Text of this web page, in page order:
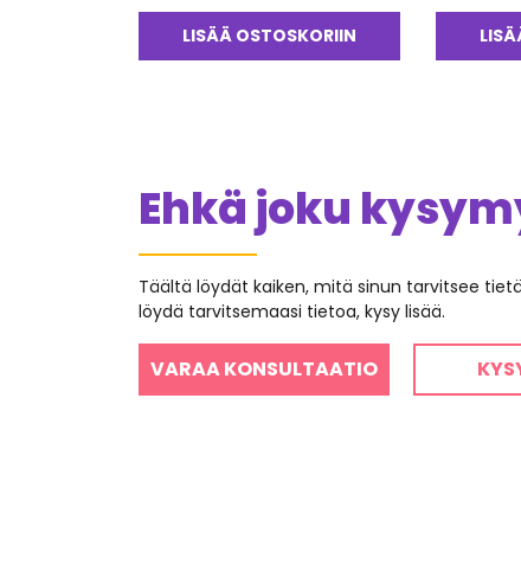
LISÄÄ OSTOSKORIIN
Ehkä joku
Täältä löydät kaiken, mitä sinun tarvitsee
löydä tarvitsemaasi tietoa, kysy lisää.
VARAA KONSULTAATIO